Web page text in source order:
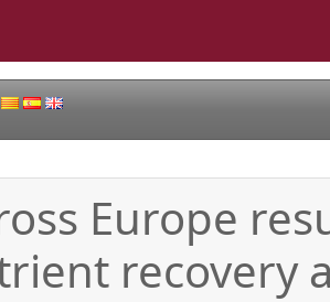
Europe
recovery